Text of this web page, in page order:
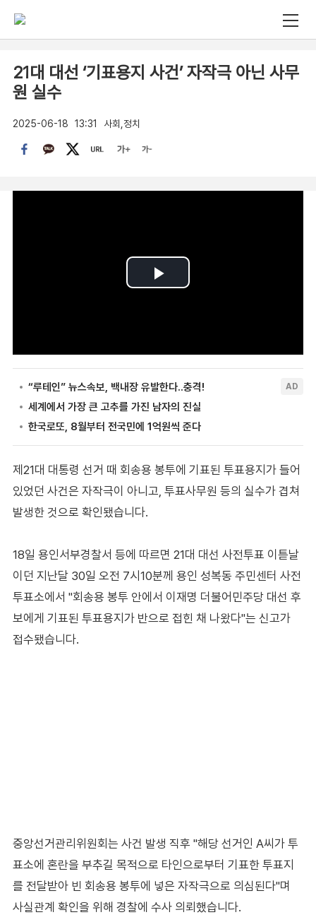
21대 대선 ‘기표용지 사건’ 자작극 아닌 사무
원 실수
2025-06-18 13:31 사회,정치
제21대 대통령 선거 때 회송용 봉투에 기표된 투표용지가 들어
있었던 사건은 자작극이 아니고, 투표사무원 등의 실수가 겹쳐
발생한 것으로 확인됐습니다.
18일 용인서부경찰서 등에 따르면 21대 대선 사전투표 이튿날
이던 지난달 30일 오전 7시10분께 용인 성복동 주민센터 사전
투표소에서 "회송용 봉투 안에서 이재명 더불어민주당 대선 후
보에게 기표된 투표용지가 반으로 접힌 채 나왔다"는 신고가
접수됐습니다.
중앙선거관리위원회는 사건 발생 직후 "해당 선거인 A씨가 투
표소에 혼란을 부추길 목적으로 타인으로부터 기표한 투표지
를 전달받아 빈 회송용 봉투에 넣은 자작극으로 의심된다"며
사실관계 확인을 위해 경찰에 수사 의뢰했습니다.